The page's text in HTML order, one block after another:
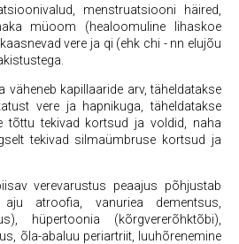
menstruatsiooni häired,
müoom (healoomuline lihaskoe
vere ja qi (ehk chi - nn elujõu
väheneb kapillaaride arv, täheldatakse
vere ja hapnikuga, täheldatakse
tõttu tekivad kortsud ja voldid, naha
tekivad silmaümbruse kortsud ja
verevarustus peaajus põhjustab
atroofia, vanuriea dementsus,
hüpertoonia (kõrgvererõhktõbi),
õla-abaluu periartriit, luuhõrenemine